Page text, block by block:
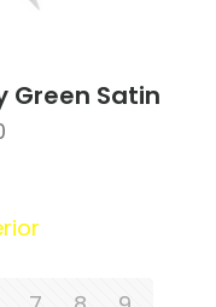
Green Satin